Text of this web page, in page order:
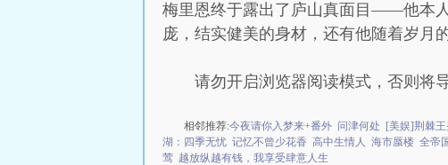
梅里恩终于露出了庐山真面目——他本
庞，结实健美的身材，还有他随着岁月
请勿开启浏览器阅读模式，否则将
相邻推荐:今夜请你入梦来+番外 问津何处 [美娱]荆棘
湖：四季无忧 记忆不曾少花香 高中生情人 海市蜃楼 全帝
莺 越放纵越有钱，我享受肆意人生